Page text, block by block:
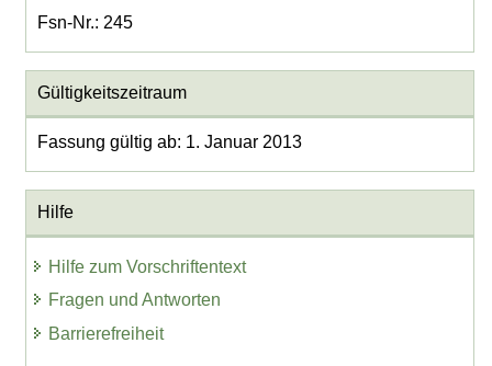
Fsn-Nr.: 245
Gültigkeitszeitraum
Fassung gültig ab: 1. Januar 2013
Hilfe
Hilfe zum Vorschriftentext
Fragen und Antworten
Barrierefreiheit